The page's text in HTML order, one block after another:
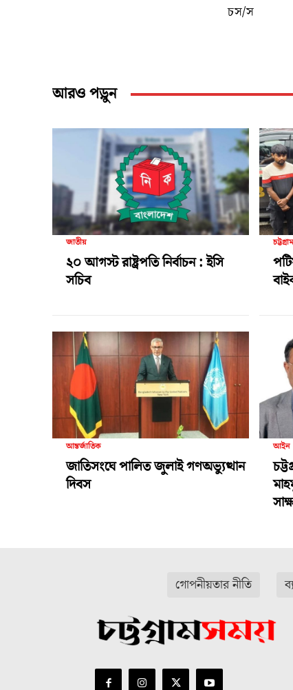
চস/স
আরও পড়ুন
জাতীয়
২০ আগস্ট রাষ্ট্রপতি নির্বাচন : ইসি
সচিব
আন্তর্জাতিক
জাতিসংঘে পালিত জুলাই গণঅভ্যুত্থান
দিবস
আইন
গোপনীয়তার নীতি